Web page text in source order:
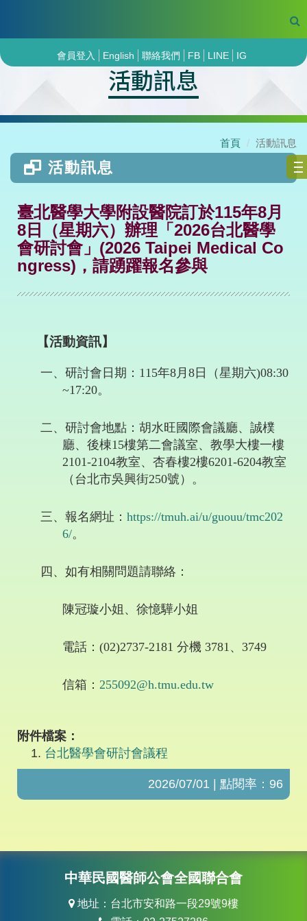
會員登入 English 聯絡我們 FB LINE IG
活動訊息
首頁 活動訊息
活動訊息
臺北醫學大學附設醫院訂於115年8月
8日（星期六）辦理「2026台北醫學
會研討會」(2026 Taipei Medical Co
ngress)，請踴躍報名參與
【活動資訊】
一、研討會日期： 115年8月8 日（星期六)08:30
~17:20。
二、研討會地點：胡水旺國際會議廳、誠樸
廳、後棟15樓第二會議室、教學大樓一樓
2101-2104教室、杏春樓2樓6201-6204教室
（台北市吳興街250號）。
三、報名網址：https://tmuh.ai/u/guouu/tmc202
6/。
四、如有相關問題請聯絡：
陳冠璇小姐、徐憶驊小姐
電話：(02)2737-2181分機 3781、3749
信箱：255092@h.tmu.edu.tw
附件檔案：
台北醫學會研討會議程
2026/07/01 | 點閱率：96
中華民國醫師公會全國聯合會
地址：台北市安和路一段29號9樓